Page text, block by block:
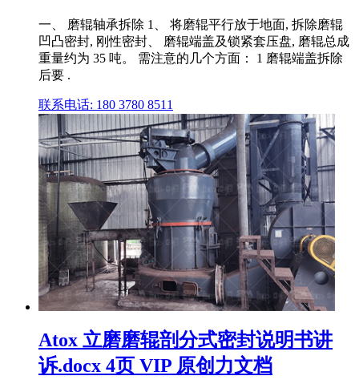
一、 磨辊轴承拆除 1、 将磨辊平行放于地面, 拆除磨辊
凹凸密封, 刚性密封、 磨辊端盖及锁紧套压盘, 磨辊总成
重量约为 35 吨。 需注意的几个方面： 1 磨辊端盖拆除
后要 .
联系电话: 180 3780 8511
Atox 立磨磨辊剖分式密封说明书讲
诉.docx 4页 VIP 原创力文档